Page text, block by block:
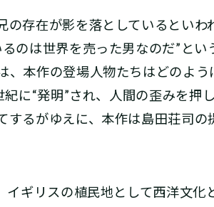
存在が影を落としているといわ
のは世界を売った男なのだ”と
本作の登場人物たちはどのよう
に“発明”され、人間の歪みを押
るがゆえに、本作は島田荘司の
ギリスの植民地として西洋文化